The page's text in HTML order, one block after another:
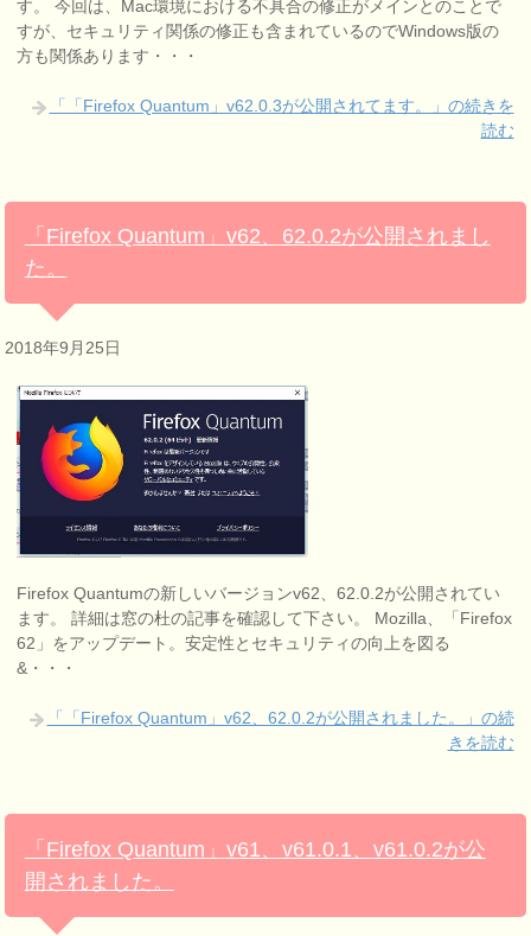
す。 今回は、Mac環境における不具合の修正がメインとのことで
すが、セキュリティ関係の修正も含まれているのでWindows版の
方も関係あります・・・
「「Firefox Quantum」v62.0.3が公開されてます。」の続きを
読む
「Firefox Quantum」v62、62.0.2が公開されまし
た。
2018年9月25日
Firefox Quantumの新しいバージョンv62、62.0.2が公開されてい
ます。 詳細は窓の杜の記事を確認して下さい。 Mozilla、「Firefox
62」をアップデート。安定性とセキュリティの向上を図る
&・・・
「「Firefox Quantum」v62、62.0.2が公開されました。」の続
きを読む
「Firefox Quantum」v61、v61.0.1、v61.0.2が公
開されました。